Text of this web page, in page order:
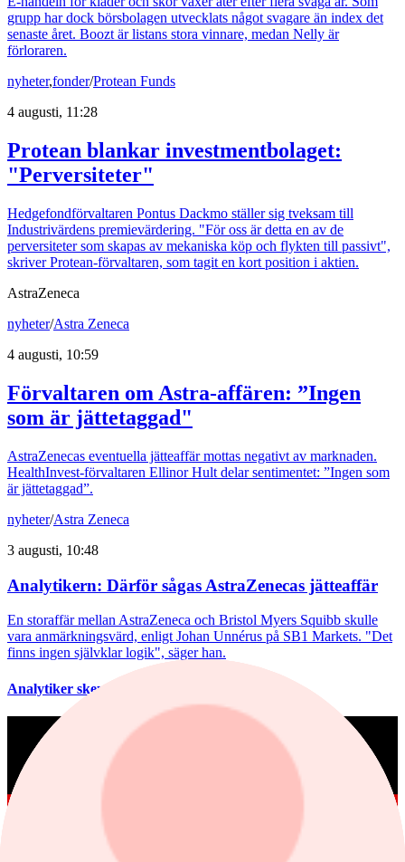
grupp har dock börsbolagen utvecklats något svagare än index det
senaste året. Boozt är listans stora vinnare, medan Nelly är
förloraren.
nyheter,fonder/Protean Funds
4 augusti, 11:28
Protean blankar investmentbolaget:
"Perversiteter"
Hedgefondförvaltaren Pontus Dackmo ställer sig tveksam till
Industrivärdens premievärdering. "För oss är detta en av de
perversiteter som skapas av mekaniska köp och flykten till passivt",
skriver Protean-förvaltaren, som tagit en kort position i aktien.
AstraZeneca
nyheter/Astra Zeneca
4 augusti, 10:59
Förvaltaren om Astra-affären: ”Ingen
som är jättetaggad"
AstraZenecas eventuella jätteaffär mottas negativt av marknaden.
HealthInvest-förvaltaren Ellinor Hult delar sentimentet: ”Ingen som
är jättetaggad”.
nyheter/Astra Zeneca
3 augusti, 10:48
Analytikern: Därför sågas AstraZenecas jätteaffär
En storaffär mellan AstraZeneca och Bristol Myers Squibb skulle
vara anmärkningsvärd, enligt Johan Unnérus på SB1 Markets. "Det
finns ingen självklar logik", säger han.
Analytiker skeptiska till AstraZeneca-affär